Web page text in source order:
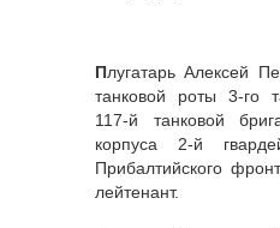
Плугатарь Алексей
танковой роты 3-го
117-й танковой
корпуса 2-й
Прибалтийского
лейтенант.